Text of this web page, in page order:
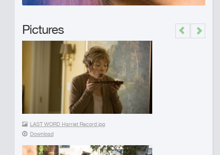
Pictures
LAST WORD Harriet Record.jpg
Download
Previous
Next